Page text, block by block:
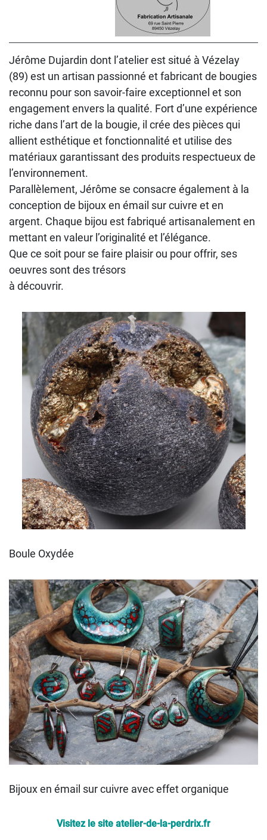
Jérôme Dujardin dont l’atelier est situé à Vézelay
(89) est un artisan passionné et fabricant de bougies
reconnu pour son savoir-faire exceptionnel et son
engagement envers la qualité. Fort d’une expérience
riche dans l’art de la bougie, il crée des pièces qui
allient esthétique et fonctionnalité et utilise des
matériaux garantissant des produits respectueux de
l’environnement.
Parallèlement, Jérôme se consacre également à la
conception de bijoux en émail sur cuivre et en
argent. Chaque bijou est fabriqué artisanalement en
mettant en valeur l’originalité et l’élégance.
Que ce soit pour se faire plaisir ou pour offrir, ses
oeuvres sont des trésors
à découvrir.
Boule Oxydée
Bijoux en émail sur cuivre avec effet organique
Visitez le site atelier-de-la-perdrix.fr